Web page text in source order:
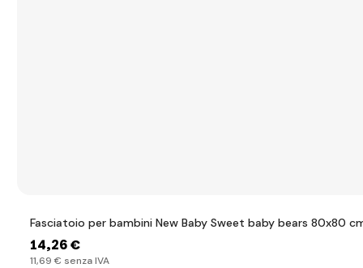
Fasciatoio per bambini New Baby Sweet baby bears 80x80
14,26 €
11,69 € senza IVA